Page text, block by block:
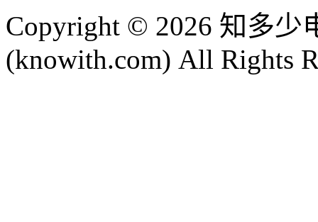
Copyright © 2026 知多少
(knowith.com) All Rights